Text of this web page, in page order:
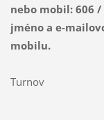
nebo mobil: 606
jméno a e-
mobilu.
Jiří Vydra
Turnov